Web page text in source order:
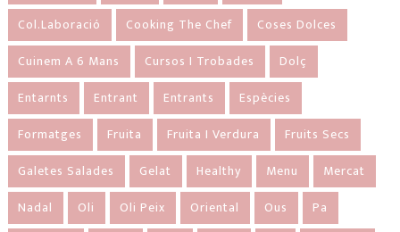
Col.laboració
Cooking The Chef
Coses Dolces
Cuinem A 6 Mans
Cursos I Trobades
Dolç
Entarnts
Entrant Entrants
Espècies
Formatges
Fruita Fruita I Verdura
Fruits Secs
Galetes Salades
Gelat Healthy Menu
Mercat
Nadal
Oli Oli Peix Oriental Ous
Pa